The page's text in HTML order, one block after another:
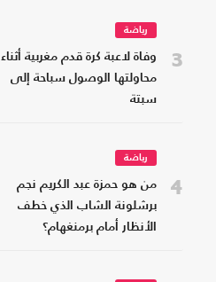
3
رياضة
وفاة لاعبة كرة قدم مغربية أثناء
محاولتها الوصول سباحة إلى
سبتة
4
رياضة
من هو حمزة عبد الكريم نجم
برشلونة الشاب الذي خطف
الأنظار أمام برمنغهام؟